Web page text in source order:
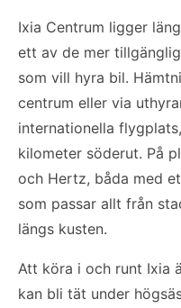
Ixia Centrum ligger
ett av de mer
som vill hyra bil.
centrum eller via
internationella
kilometer söderut. På
och Hertz, båda med
som passar allt från
längs kusten.
Att köra i och runt Ixia
kan bli tät under